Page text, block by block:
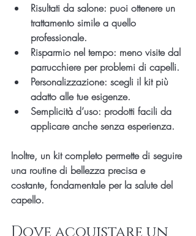
Risultati da salone: puoi ottenere un
trattamento simile a quello
professionale.
Risparmio nel tempo: meno visite dal
parrucchiere per problemi di capelli.
Personalizzazione: scegli il kit più
adatto alle tue esigenze.
Semplicità d’uso: prodotti facili da
applicare anche senza esperienza.
Inoltre, un kit completo permette di seguire
una routine di bellezza precisa e
costante, fondamentale per la salute del
capello.
Dove acquistare un